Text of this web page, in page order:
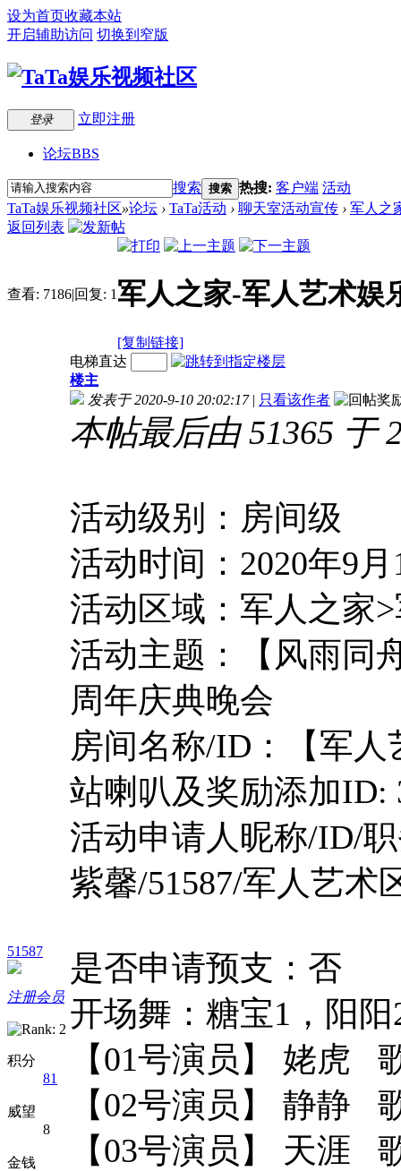
设为首页收藏本站
开启辅助访问 切换到窄版
登录 立即注册
论坛BBS
搜索 搜索 热搜: 客户端 活动
TaTa娱乐视频社区»论坛 › TaTa活动 › 聊天室活动宣传 › 军人之
返回列表
查看: 7186|回复: 1 军人之家-军人艺术娱
[复制链接]
51587
注册会员
积分
81
威望
8
金钱
电梯直达
楼主
发表于 2020-9-10 20:02:17 | 只看该作者
本帖最后由 51365 于
活动级别：房间级
活动时间：2020年9月
活动区域：军人之家
活动主题：【风雨同
周年庆典晚会
房间名称/ID：【军人
站喇叭及奖励添加ID:
活动申请人昵称/ID/
紫馨/51587/军人艺术
是否申请预支：否
开场舞：糖宝1，阳
【01号演员】 姥虎
【02号演员】 静静
【03号演员】 天涯